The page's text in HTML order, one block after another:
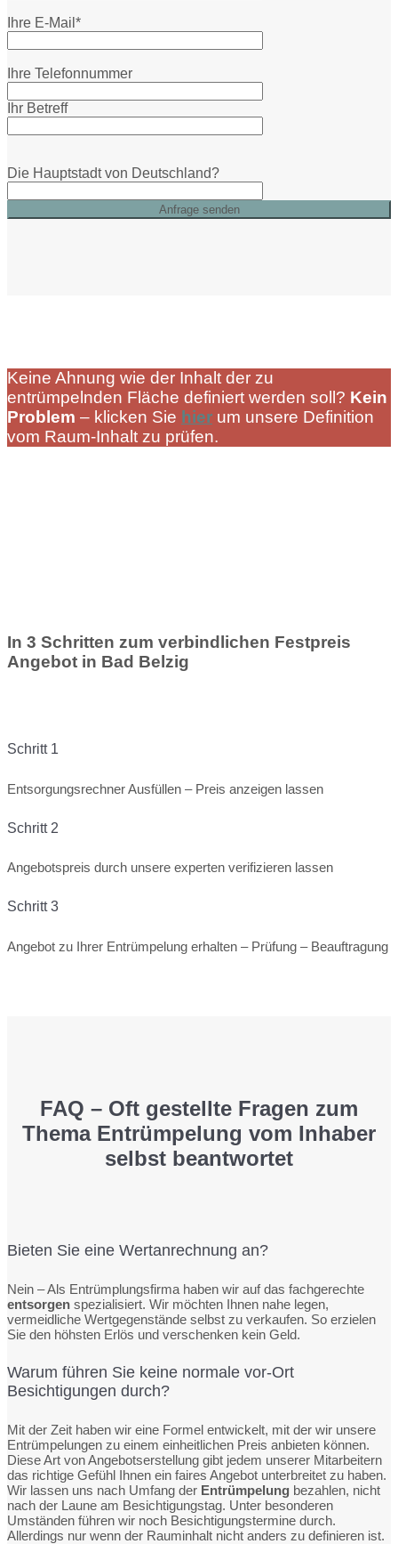
Ihre E-Mail*
Ihre Telefonnummer
Ihr Betreff
Die Hauptstadt von Deutschland?
Keine Ahnung wie der Inhalt der zu
entrümpelnden Fläche definiert werden soll? Kein
Problem – klicken Sie hier um unsere Definition
vom Raum-Inhalt zu prüfen.
In 3 Schritten zum verbindlichen Festpreis
Angebot in Bad Belzig
Schritt 1
Entsorgungsrechner Ausfüllen – Preis anzeigen lassen
Schritt 2
Angebotspreis durch unsere experten verifizieren lassen
Schritt 3
Angebot zu Ihrer Entrümpelung erhalten – Prüfung – Beauftragung
FAQ – Oft gestellte Fragen zum
Thema Entrümpelung vom Inhaber
selbst beantwortet
Bieten Sie eine Wertanrechnung an?
Nein – Als Entrümplungsfirma haben wir auf das fachgerechte
entsorgen spezialisiert. Wir möchten Ihnen nahe legen,
vermeidliche Wertgegenstände selbst zu verkaufen. So erzielen
Sie den höhsten Erlös und verschenken kein Geld.
Warum führen Sie keine normale vor-Ort
Besichtigungen durch?
Mit der Zeit haben wir eine Formel entwickelt, mit der wir unsere
Entrümpelungen zu einem einheitlichen Preis anbieten können.
Diese Art von Angebotserstellung gibt jedem unserer Mitarbeitern
das richtige Gefühl Ihnen ein faires Angebot unterbreitet zu haben.
Wir lassen uns nach Umfang der Entrümpelung bezahlen, nicht
nach der Laune am Besichtigungstag. Unter besonderen
Umständen führen wir noch Besichtigungstermine durch.
Allerdings nur wenn der Rauminhalt nicht anders zu definieren ist.